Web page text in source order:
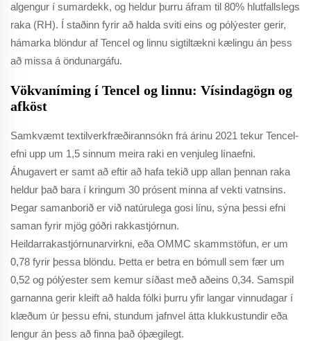
algengur í sumardekk, og heldur þurru áfram til 80% hlutfallslegs
raka (RH). Í staðinn fyrir að halda sviti eins og pólýester gerir,
hámarka blöndur af Tencel og linnu sigtiltækni kælingu án þess
að missa á öndunargáfu.
Vökvaníming í Tencel og linnu: Vísindagögn og
afköst
Samkvæmt textilverkfræðirannsókn frá árinu 2021 tekur Tencel-
efni upp um 1,5 sinnum meira raki en venjuleg línaefni.
Áhugavert er samt að eftir að hafa tekið upp allan þennan raka
heldur það bara í kringum 30 prósent minna af vekti vatnsins.
Þegar samanborið er við natúrulega gosi línu, sýna þessi efni
saman fyrir mjög góðri rakkastjórnun.
Heildarrakastjórnunarvirkni, eða OMMC skammstöfun, er um
0,78 fyrir þessa blöndu. Þetta er betra en bómull sem fær um
0,52 og pólýester sem kemur síðast með aðeins 0,34. Samspil
garnanna gerir kleift að halda fólki þurru yfir langar vinnudagar í
klæðum úr þessu efni, stundum jafnvel átta klukkustundir eða
lengur án þess að finna það óþægilegt.